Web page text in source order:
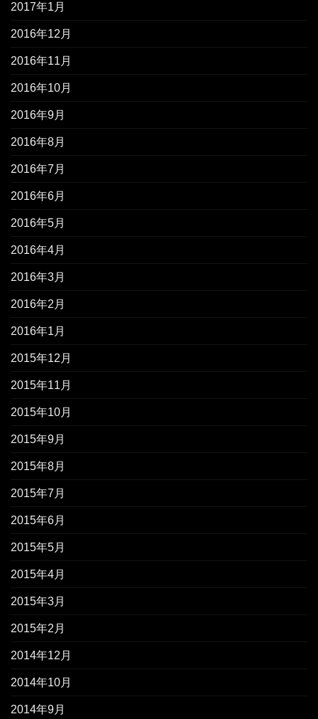
2017年1月
2016年12月
2016年11月
2016年10月
2016年9月
2016年8月
2016年7月
2016年6月
2016年5月
2016年4月
2016年3月
2016年2月
2016年1月
2015年12月
2015年11月
2015年10月
2015年9月
2015年8月
2015年7月
2015年6月
2015年5月
2015年4月
2015年3月
2015年2月
2014年12月
2014年10月
2014年9月